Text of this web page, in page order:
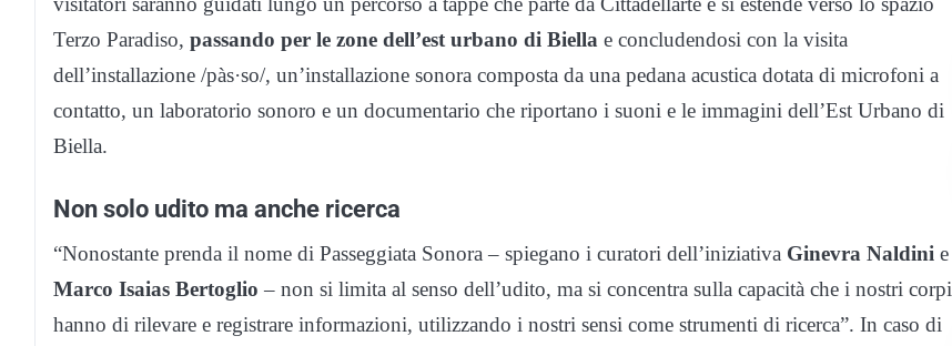
Terzo Paradiso, passando per le zone dell’est urbano di Biella e concludendosi con la visita
dell’installazione /pàs·so/, un’installazione sonora composta da una pedana acustica dotata di microfoni a
contatto, un laboratorio sonoro e un documentario che riportano i suoni e le immagini dell’Est Urbano di
Biella.
Non solo udito ma anche ricerca
“Nonostante prenda il nome di Passeggiata Sonora – spiegano i curatori dell’iniziativa Ginevra Naldini e
Marco Isaias Bertoglio – non si limita al senso dell’udito, ma si concentra sulla capacità che i nostri corpi
hanno di rilevare e registrare informazioni, utilizzando i nostri sensi come strumenti di ricerca”. In caso di